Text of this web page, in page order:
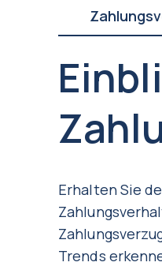
Erhalten Sie
Trends